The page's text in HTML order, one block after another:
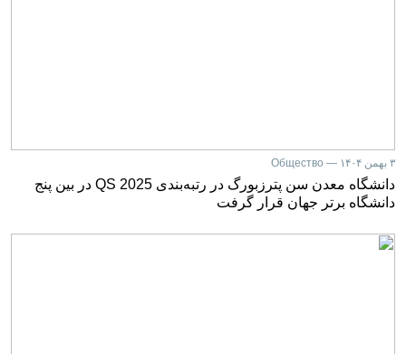
۳ بهمن ۱۴۰۴ — Общество
دانشگاه معدن سن پترزبورگ در رتبه‌بندی QS 2025 در بین پنج
دانشگاه برتر جهان قرار گرفت